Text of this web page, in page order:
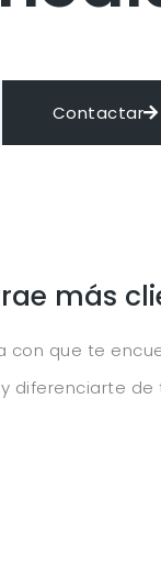
Contactar
más
con que te
diferenciarte